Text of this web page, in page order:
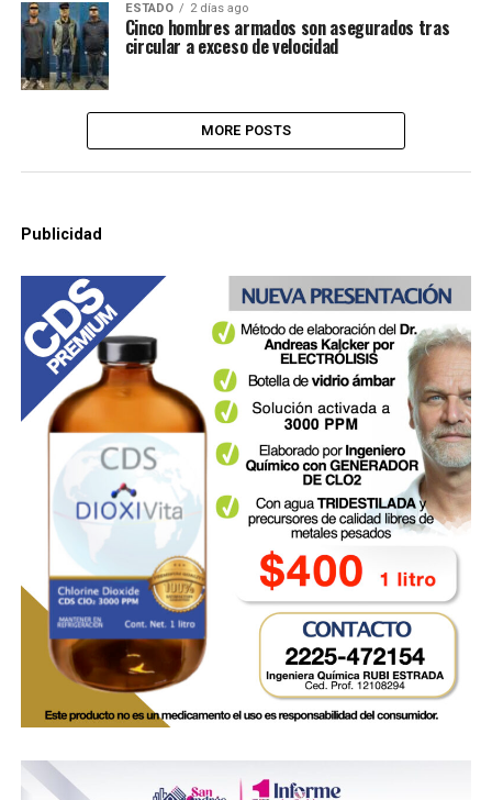
ESTADO 2 días ago
Cinco hombres armados son asegurados tras
circular a exceso de velocidad
MORE POSTS
Publicidad